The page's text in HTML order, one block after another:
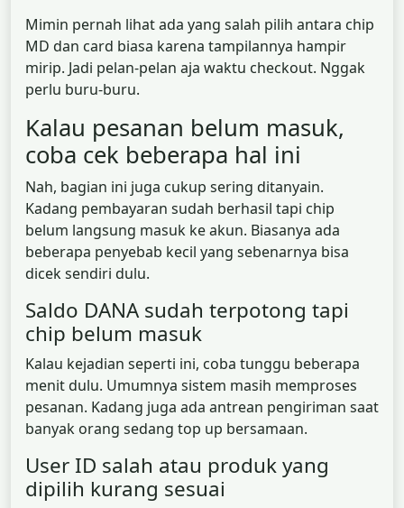
Mimin pernah lihat ada yang salah pilih antara chip
MD dan card biasa karena tampilannya hampir
mirip. Jadi pelan-pelan aja waktu checkout. Nggak
perlu buru-buru.
Kalau pesanan belum masuk,
coba cek beberapa hal ini
Nah, bagian ini juga cukup sering ditanyain.
Kadang pembayaran sudah berhasil tapi chip
belum langsung masuk ke akun. Biasanya ada
beberapa penyebab kecil yang sebenarnya bisa
dicek sendiri dulu.
Saldo DANA sudah terpotong tapi
chip belum masuk
Kalau kejadian seperti ini, coba tunggu beberapa
menit dulu. Umumnya sistem masih memproses
pesanan. Kadang juga ada antrean pengiriman saat
banyak orang sedang top up bersamaan.
User ID salah atau produk yang
dipilih kurang sesuai